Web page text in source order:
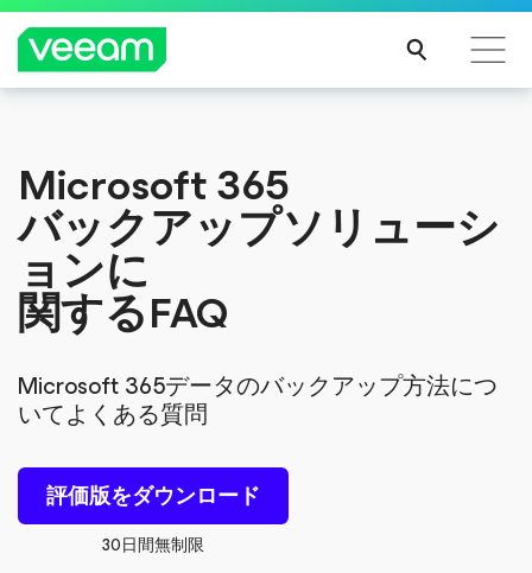
るお客様向けのVeeamのガイダンス
続き
を読
む
Microsoft 365
バックアップソリューシ
ョンに
関するFAQ
Microsoft 365データのバックアップ方法につ
いてよくある質問
評価版をダウンロード
30日間無制限